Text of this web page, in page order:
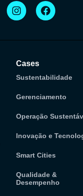
Cases
Sustentabilidade
Gerenciamento
Operação
Inovação e
Smart Cities
Qualidade &
Desempenho